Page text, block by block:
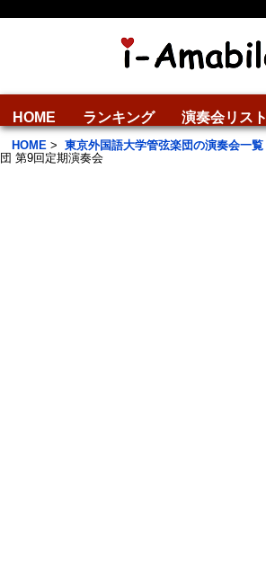
HOME ランキング 演奏会リスト
HOME > 東京外国語大学管弦楽団の演奏会一覧
団 第9回定期演奏会